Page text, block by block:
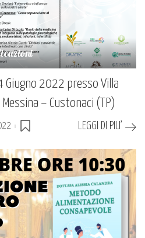
Giugno 2022 presso Villa
– Custonaci (TP)
LEGGI DI PIU’